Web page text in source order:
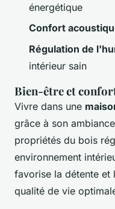
énergétique
Confort
Régulation de
intérieur sain
Bien-être et
Vivre dans une
grâce à son
propriétés du bois
environnement
favorise la détente et
qualité de vie